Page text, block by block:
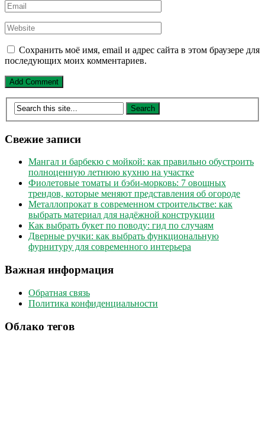
Сохранить моё имя, email и адрес сайта в этом браузере для
последующих моих комментариев.
Свежие записи
Мангал и барбекю с мойкой: как правильно обустроить
полноценную летнюю кухню на участке
Фиолетовые томаты и бэби-морковь: 7 овощных
трендов, которые меняют представления об огороде
Металлопрокат в современном строительстве: как
выбрать материал для надёжной конструкции
Как выбрать букет по поводу: гид по случаям
Дверные ручки: как выбрать функциональную
фурнитуру для современного интерьера
Важная информация
Обратная связь
Политика конфиденциальности
Облако тегов